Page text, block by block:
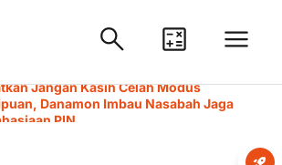
Jangan Kasih Celah Modus
Danamon Imbau Nasabah Jaga
PIN